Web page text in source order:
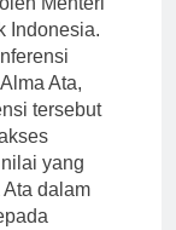
Indonesia.
Ata,
tersebut
yang
dalam